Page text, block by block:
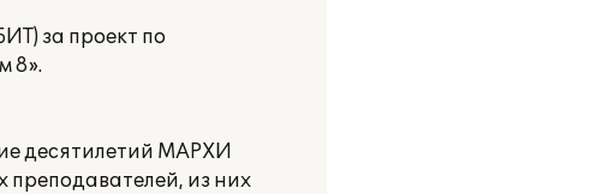
за проект по
8».
десятилетий МАРХИ
из них